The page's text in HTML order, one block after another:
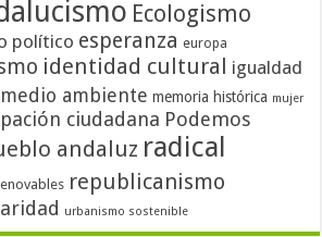
Ecologismo
político esperanza europa
identidad cultural igualdad
medio ambiente memoria histórica mujer
ciudadana Podemos
andaluz radical
republicanismo
urbanismo sostenible